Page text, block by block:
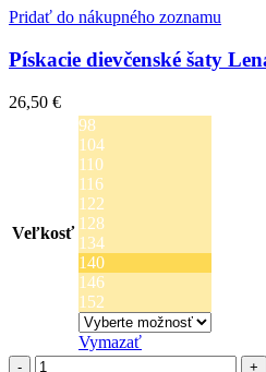
Pridať do nákupného zoznamu
Pískacie dievčenské šaty
26,50 €
Veľkosť
98
104
110
116
122
128
134
140
146
152
Vymazať
množstvo